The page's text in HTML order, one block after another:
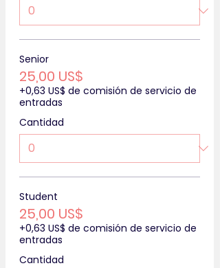
Senior
25,00 US$
+0,63 US$ de comisión de servicio de
entradas
Cantidad
Student
25,00 US$
+0,63 US$ de comisión de servicio de
entradas
Cantidad